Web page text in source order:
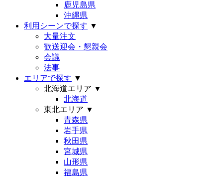
鹿児島県
沖縄県
利用シーンで探す ▼
大量注文
歓送迎会・懇親会
会議
法事
エリアで探す ▼
北海道エリア ▼
北海道
東北エリア ▼
青森県
岩手県
秋田県
宮城県
山形県
福島県